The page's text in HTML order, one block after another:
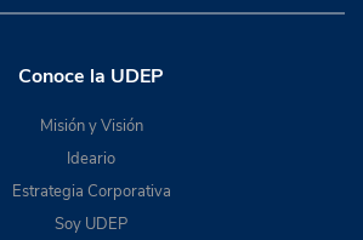
Conoce la UDEP
Misión y Visión
Ideario
Estrategia Corporativa
Soy UDEP